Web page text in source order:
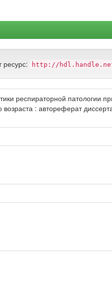
ресурс: http://
респираторной патологии
: автореферат